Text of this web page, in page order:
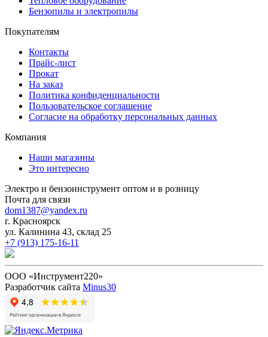
Бензопилы и электропилы
Покупателям
Контакты
Прайс-лист
Прокат
На заказ
Политика конфиденциальности
Пользовательское соглашение
Согласие на обработку персональных данных
Компания
Наши магазины
Это интересно
Электро и бензоинструмент оптом и в розницу
Почта для связи
dom1387@yandex.ru
г. Красноярск
ул. Калинина 43, склад 25
+7 (913) 175-16-11
ООО «Инструмент220»
Разработчик сайта Minus30